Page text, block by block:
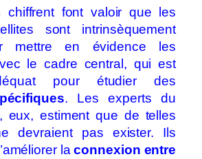
chiffrent font valoir que les
sont intrinsèquement
mettre en évidence les
le cadre central, qui est
pour étudier des
. Les experts du
eux, estiment que de telles
devraient pas exister. Ils
laconnexion entre